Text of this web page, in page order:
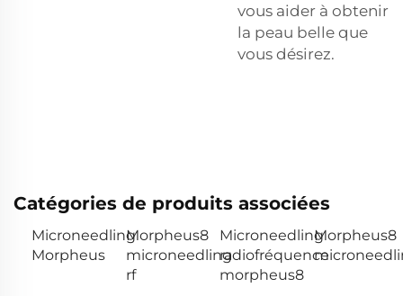
vous aider à obtenir
la peau belle que
vous désirez.
Catégories de produits associées
Microneedling
Morpheus
Morpheus8
microneedling
rf
Microneedling
radiofréquence
morpheus8
Morpheus8